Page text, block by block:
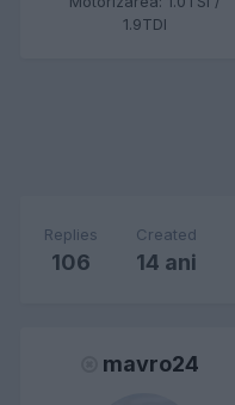
1.9TDI
Replies
106
Created
14 ani
mavro24